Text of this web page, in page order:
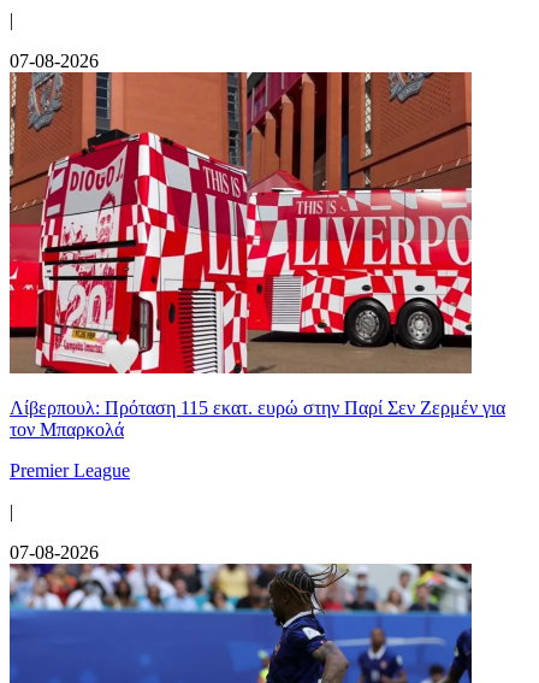
|
07-08-2026
Λίβερπουλ: Πρόταση 115 εκατ. ευρώ στην Παρί Σεν Ζερμέν για
τον Μπαρκολά
Premier League
|
07-08-2026